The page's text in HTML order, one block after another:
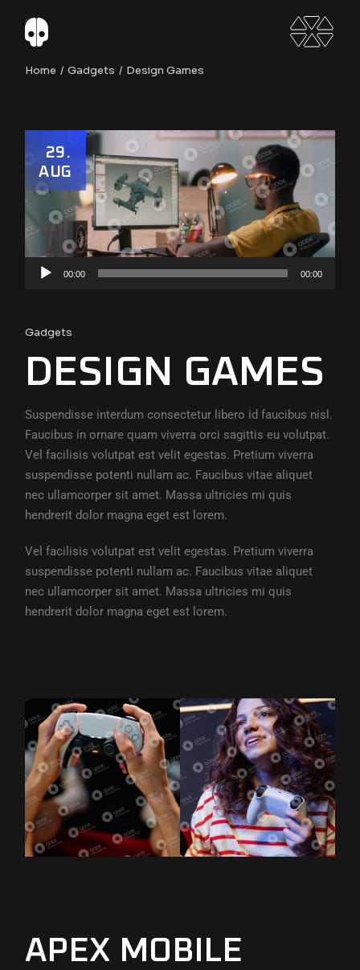
Home Gadgets Design Games
29
AUG
Audio
00:00 00:00
Gadgets
DESIGN GAMES
Suspendisse interdum consectetur libero id faucibus nisl.
Faucibus in ornare quam viverra orci sagittis eu volutpat.
Vel facilisis volutpat est velit egestas. Pretium viverra
suspendisse potenti nullam ac. Faucibus vitae aliquet
nec ullamcorper sit amet. Massa ultricies mi quis
hendrerit dolor magna eget est lorem.
Vel facilisis volutpat est velit egestas. Pretium viverra
suspendisse potenti nullam ac. Faucibus vitae aliquet
nec ullamcorper sit amet. Massa ultricies mi quis
hendrerit dolor magna eget est lorem.
APEX MOBILE